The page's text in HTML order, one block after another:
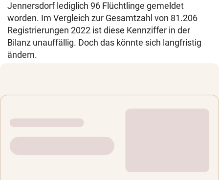
Jennersdorf lediglich 96 Flüchtlinge gemeldet
worden. Im Vergleich zur Gesamtzahl von 81.206
Registrierungen 2022 ist diese Kennziffer in der
Bilanz unauffällig. Doch das könnte sich langfristig
ändern.